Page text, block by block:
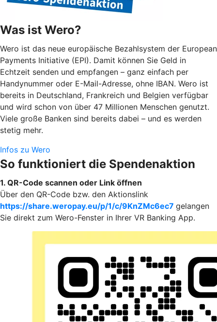
Was ist Wero?
Wero ist das neue europäische Bezahlsystem der European
Payments Initiative (EPI). Damit können Sie Geld in
Echtzeit senden und empfangen – ganz einfach per
Handynummer oder E-Mail-Adresse, ohne IBAN. Wero ist
bereits in Deutschland, Frankreich und Belgien verfügbar
und wird schon von über 47 Millionen Menschen genutzt.
Viele große Banken sind bereits dabei – und es werden
stetig mehr.
Infos zu Wero
So funktioniert die Spendenaktion
1. QR-Code scannen oder Link öffnen
Über den QR-Code bzw. den Aktionslink
https://share.weropay.eu/p/1/c/9KnZMc6ec7 gelangen
Sie direkt zum Wero-Fenster in Ihrer VR Banking App.